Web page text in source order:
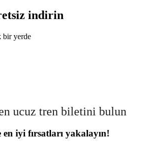
indirin
bir yerde
ucuz tren biletini bulun
iyi fırsatları yakalayın!